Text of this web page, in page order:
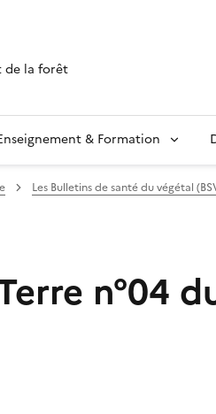
de la forêt
& Formation
Les Bulletins de santé du végétal
n°04